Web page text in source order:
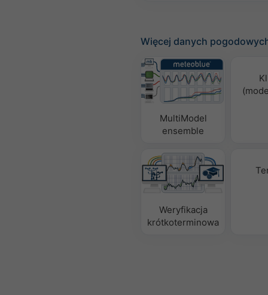
Więcej danych
MultiModel
ensemble
Weryfikacja
krótkoterminowa